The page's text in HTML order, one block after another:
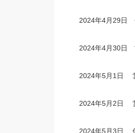
2024年4月29日
2024年4月30日
2024年5月1日
2024年5月2日
2024年5月3日